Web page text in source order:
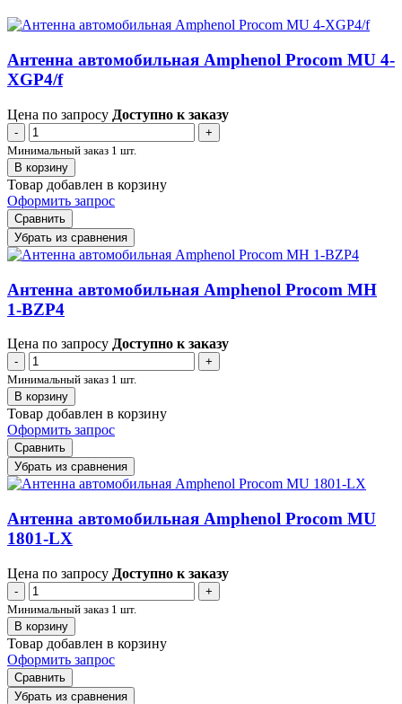
Антенна автомобильная Amphenol Procom MU 4-
XGP4/f
Цена по запросу Доступно к заказу
-
+
Минимальный заказ 1 шт.
В корзину
Товар добавлен в корзину
Оформить запрос
Сравнить
Убрать из сравнения
Антенна автомобильная Amphenol Procom MH
1-BZP4
Цена по запросу Доступно к заказу
-
+
Минимальный заказ 1 шт.
В корзину
Товар добавлен в корзину
Оформить запрос
Сравнить
Убрать из сравнения
Антенна автомобильная Amphenol Procom MU
1801-LX
Цена по запросу Доступно к заказу
-
+
Минимальный заказ 1 шт.
В корзину
Товар добавлен в корзину
Оформить запрос
Сравнить
Убрать из сравнения